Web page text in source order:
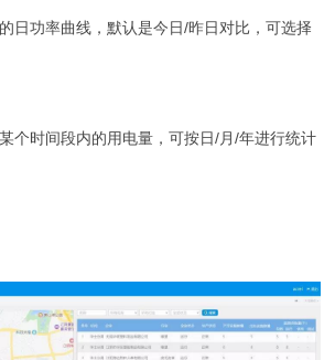
功率曲线，默认是今日/昨日对比，可选择
时间段内的用电量，可按日/月/年进行统计